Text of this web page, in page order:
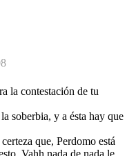
la contestación de tu
soberbia, y a ésta hay que
que, Perdomo está
Vahh nada de nada le